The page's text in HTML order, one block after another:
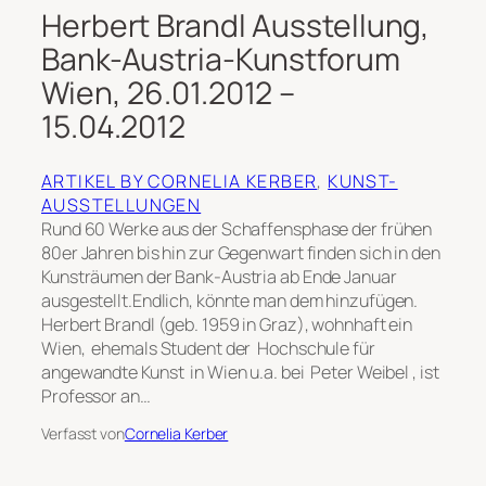
Herbert Brandl Ausstellung,
Bank-Austria-Kunstforum
Wien, 26.01.2012 –
15.04.2012
ARTIKEL BY CORNELIA KERBER, KUNST-
AUSSTELLUNGEN
Rund 60 Werke aus der Schaffensphase der frühen
80er Jahren bis hin zur Gegenwart finden sich in den
Kunsträumen der Bank-Austria ab Ende Januar
ausgestellt.Endlich, könnte man dem hinzufügen.
Herbert Brandl (geb. 1959 in Graz), wohnhaft ein
Wien, ehemals Student der Hochschule für
angewandte Kunst in Wien u.a. bei Peter Weibel , ist
Professor an…
Verfasst vonCornelia Kerber